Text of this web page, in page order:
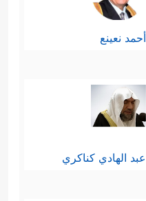
أحمد نعينع
عبد الهادي كناكري